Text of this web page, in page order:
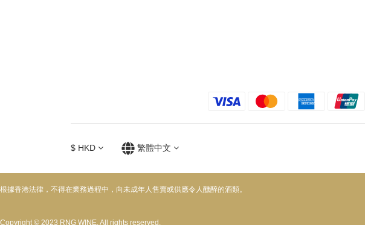
$ HKD 繁體中文
根據香港法律，不得在業務過程中，向未成年人售賣或供應令人醺醉的酒類。
Copyright © 2023 RNG WINE. All rights reserved.